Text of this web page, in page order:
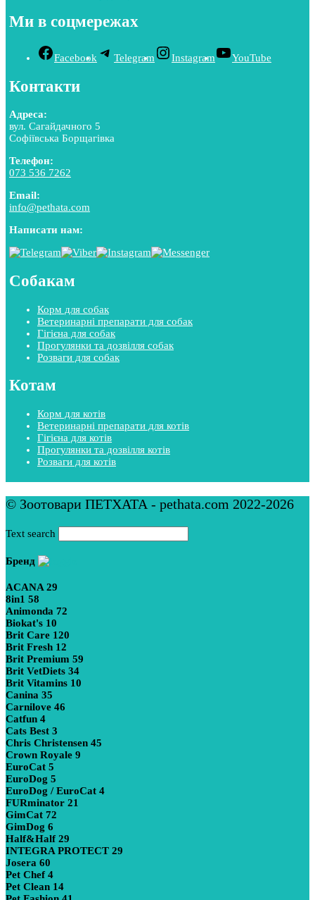
Ми в соцмережах
Facebook Telegram Instagram YouTube
Контакти
Адреса:
вул. Сагайдачного 5
Софіївська Борщагівка
Телефон:
073 536 7262
Email:
info@pethata.com
Написати нам:
Собакам
Корм для собак
Ветеринарні препарати для собак
Гігієна для собак
Прогулянки та дозвілля собак
Розваги для собак
Котам
Корм для котів
Ветеринарні препарати для котів
Гігієна для котів
Прогулянки та дозвілля котів
Розваги для котів
© Зоотовари ПЕТХАТА - pethata.com 2022-2026
Text search
Бренд
ACANA 29
8in1 58
Animonda 72
Biokat's 10
Brit Care 120
Brit Fresh 12
Brit Premium 59
Brit VetDiets 34
Brit Vitamins 10
Canina 35
Carnilove 46
Catfun 4
Cats Best 3
Chris Christensen 45
Crown Royale 9
EuroCat 5
EuroDog 5
EuroDog / EuroCat 4
FURminator 21
GimCat 72
GimDog 6
Half&Half 29
INTEGRA PROTECT 29
Josera 60
Pet Chef 4
Pet Clean 14